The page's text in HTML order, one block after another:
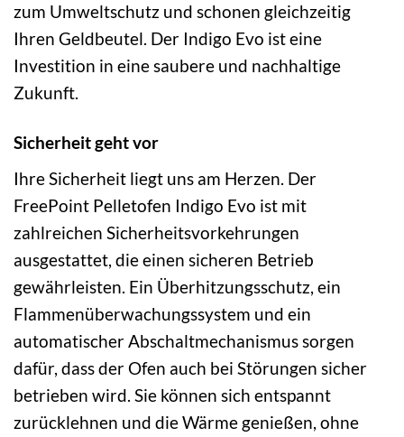
zum Umweltschutz und schonen gleichzeitig
Ihren Geldbeutel. Der Indigo Evo ist eine
Investition in eine saubere und nachhaltige
Zukunft.
Sicherheit geht vor
Ihre Sicherheit liegt uns am Herzen. Der
FreePoint Pelletofen Indigo Evo ist mit
zahlreichen Sicherheitsvorkehrungen
ausgestattet, die einen sicheren Betrieb
gewährleisten. Ein Überhitzungsschutz, ein
Flammenüberwachungssystem und ein
automatischer Abschaltmechanismus sorgen
dafür, dass der Ofen auch bei Störungen sicher
betrieben wird. Sie können sich entspannt
zurücklehnen und die Wärme genießen, ohne